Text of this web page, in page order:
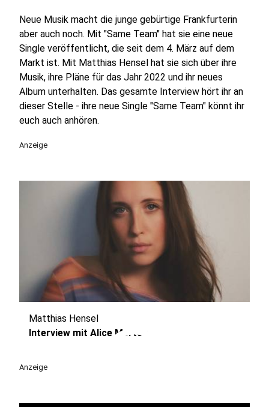
Neue Musik macht die junge gebürtige Frankfurterin
aber auch noch. Mit "Same Team" hat sie eine neue
Single veröffentlicht, die seit dem 4. März auf dem
Markt ist. Mit Matthias Hensel hat sie sich über ihre
Musik, ihre Pläne für das Jahr 2022 und ihr neues
Album unterhalten. Das gesamte Interview hört ihr an
dieser Stelle - ihre neue Single "Same Team" könnt ihr
euch auch anhören.
Anzeige
play_circle
Matthias Hensel
Interview mit Alice Merton
Anzeige